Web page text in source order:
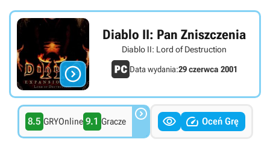

Diablo II: Pan Zniszczenia
Diablo II: Lord of Destruction
Data wydania:29 czerwca 2001
8.5 GRYOnline 9.1 Gracze    Oceń Grę